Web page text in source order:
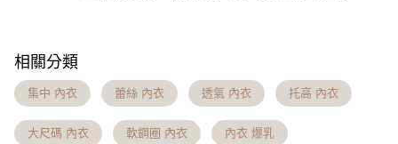
【注意事項】
１．透過由恩沛科技股份有限公司提供之「AFTEE先享後付」服務完成之交
易，需依本服務之必要範圍內提供個人資料，並將交易相關給付款項請求債
權轉讓予恩沛科技股份有限公司。
２．關於個人資料處理事宜，請瀏覽以下網址：
每筆NT$70，滿NT$699(含以上)免運費
7-11貨到付款 約3~5天到貨，實際出貨依照配送狀態為主。※
國定假日將順延
每筆NT$70，滿NT$1,000(含以上)免運費
相關分類
集中 內衣 蕾絲 內衣 透氣 內衣 托高 內衣
大尺碼 內衣 軟鋼圈 內衣 內衣 爆乳